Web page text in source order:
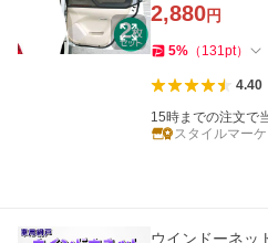
2,880円
5% （ 131pt）
4.40
15時までの注文で
スタイルマー
ウインドーネッ